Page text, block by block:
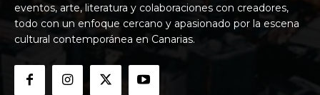
eventos, arte, literatura y colaboraciones con creadores,
todo con un enfoque cercano y apasionado por la escena
cultural contemporánea en Canarias.